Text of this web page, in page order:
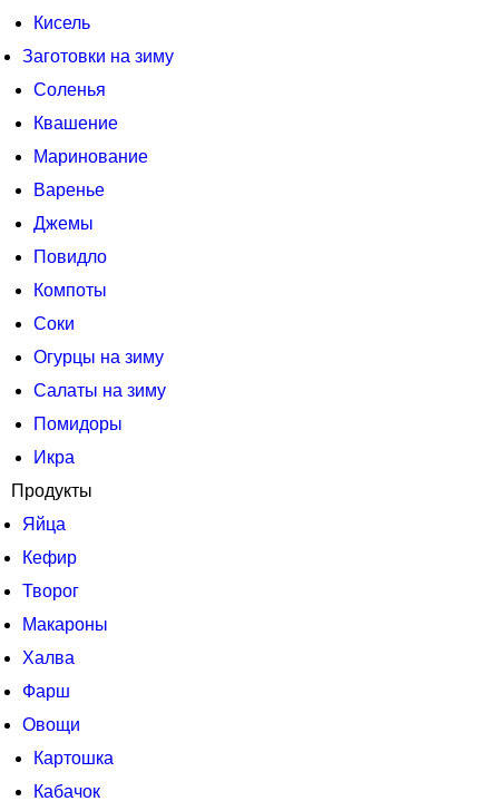
Кисель
Заготовки на зиму
Соленья
Квашение
Маринование
Варенье
Джемы
Повидло
Компоты
Соки
Огурцы на зиму
Салаты на зиму
Помидоры
Икра
Продукты
Яйца
Кефир
Творог
Макароны
Халва
Фарш
Овощи
Картошка
Кабачок